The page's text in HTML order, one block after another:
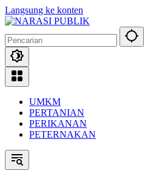
Langsung ke konten
UMKM
PERTANIAN
PERIKANAN
PETERNAKAN